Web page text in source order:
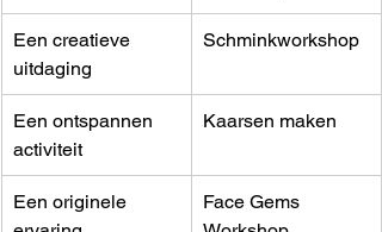
Een creatieve
uitdaging
Schminkworkshop
Een ontspannen
activiteit
Kaarsen maken
Een originele
Face Gems